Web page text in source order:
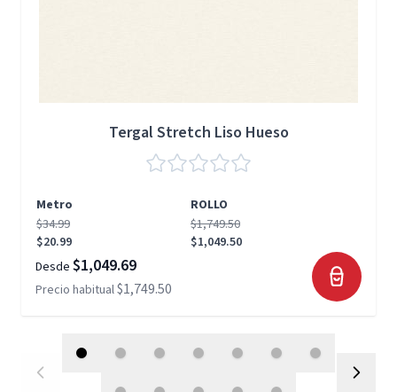
Tergal Stretch Liso Hueso
Metro
ROLLO
$34.99
$20.99
$1,749.50
$1,049.50
Desde $1,049.69
Precio habitual$1,749.50